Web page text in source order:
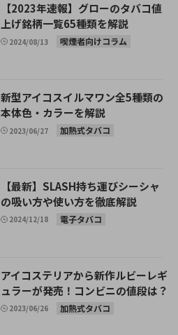
【2023年速報】グローのタバコ値
上げ銘柄一覧65種類を解説
2024/08/13 喫煙者向けコラム
新型アイコスイルマワン全5種類の
本体色・カラーを解説
2023/06/27 加熱式タバコ
【最新】SLASH持ち運びシーシャ
の吸い方や使い方を徹底解説
2024/12/18 電子タバコ
アイコステリアから新作ルビーレギ
ュラーが発売！コンビニの値段は？
2023/06/26 加熱式タバコ